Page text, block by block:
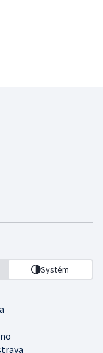
Systém